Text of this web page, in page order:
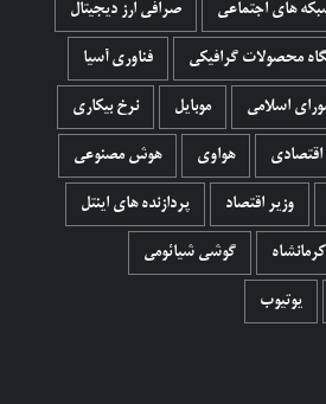
های اجتماعی صرافی ارز دیجیتال
محصولات گرافيکی فناوری آسیا
اسلامی موبایل نرخ بیکاری
هواوی هوش مصنوعی
وزیر اقتصاد پردازنده های اینتل
کرمانشاه گوشی شیائومی
یوتیوب